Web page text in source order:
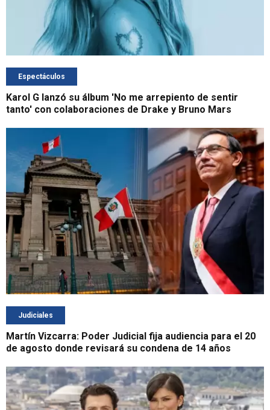
Espectáculos
Karol G lanzó su álbum 'No me arrepiento de sentir
tanto' con colaboraciones de Drake y Bruno Mars
Judiciales
Martín Vizcarra: Poder Judicial fija audiencia para el 20
de agosto donde revisará su condena de 14 años